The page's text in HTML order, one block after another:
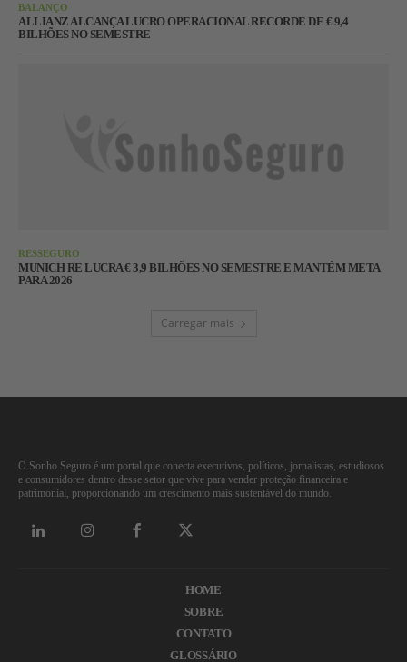
BALANÇO
ALLIANZ ALCANÇA LUCRO OPERACIONAL RECORDE DE € 9,4
BILHÕES NO SEMESTRE
RESSEGURO
MUNICH RE LUCRA € 3,9 BILHÕES NO SEMESTRE E MANTÉM META
PARA 2026
Carregar mais
O Sonho Seguro é um portal que conecta executivos, políticos, jornalistas, estudiosos
e consumidores dentro desse setor que vive para vender proteção financeira e
patrimonial, proporcionando um crescimento mais sustentável do mundo.
HOME
SOBRE
CONTATO
GLOSSÁRIO